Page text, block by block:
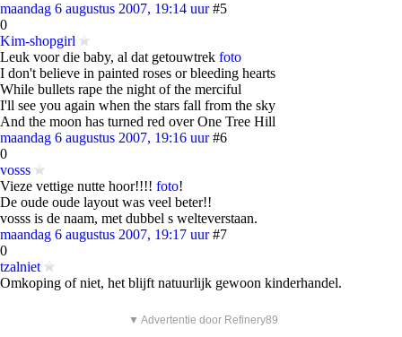
maandag 6 augustus 2007, 19:14 uur #5
0
Kim-shopgirl
Leuk voor die baby, al dat getouwtrek foto
I don't believe in painted roses or bleeding hearts
While bullets rape the night of the merciful
I'll see you again when the stars fall from the sky
And the moon has turned red over One Tree Hill
maandag 6 augustus 2007, 19:16 uur #6
0
vosss
Vieze vettige nutte hoor!!!! foto!
De oude oude layout was veel beter!!
vosss is de naam, met dubbel s welteverstaan.
maandag 6 augustus 2007, 19:17 uur #7
0
tzalniet
Omkoping of niet, het blijft natuurlijk gewoon kinderhandel.
▼ Advertentie door Refinery89